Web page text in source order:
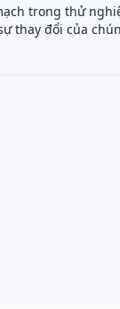
trong thử
thay đổi của